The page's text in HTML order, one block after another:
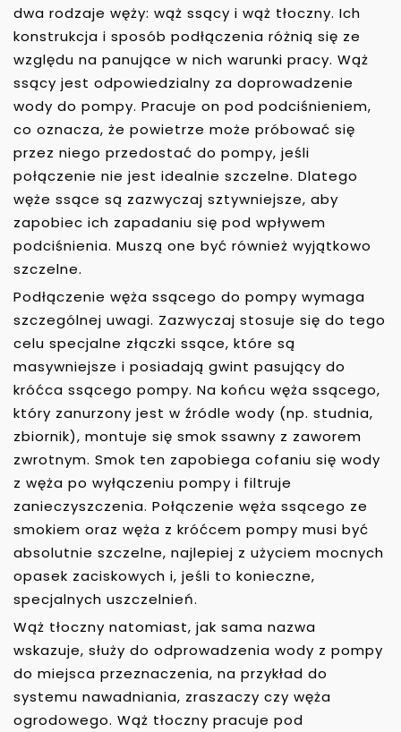
dwa rodzaje węży: wąż ssący i wąż tłoczny. Ich
konstrukcja i sposób podłączenia różnią się ze
względu na panujące w nich warunki pracy. Wąż
ssący jest odpowiedzialny za doprowadzenie
wody do pompy. Pracuje on pod podciśnieniem,
co oznacza, że powietrze może próbować się
przez niego przedostać do pompy, jeśli
połączenie nie jest idealnie szczelne. Dlatego
węże ssące są zazwyczaj sztywniejsze, aby
zapobiec ich zapadaniu się pod wpływem
podciśnienia. Muszą one być również wyjątkowo
szczelne.
Podłączenie węża ssącego do pompy wymaga
szczególnej uwagi. Zazwyczaj stosuje się do tego
celu specjalne złączki ssące, które są
masywniejsze i posiadają gwint pasujący do
króćca ssącego pompy. Na końcu węża ssącego,
który zanurzony jest w źródle wody (np. studnia,
zbiornik), montuje się smok ssawny z zaworem
zwrotnym. Smok ten zapobiega cofaniu się wody
z węża po wyłączeniu pompy i filtruje
zanieczyszczenia. Połączenie węża ssącego ze
smokiem oraz węża z króćcem pompy musi być
absolutnie szczelne, najlepiej z użyciem mocnych
opasek zaciskowych i, jeśli to konieczne,
specjalnych uszczelnień.
Wąż tłoczny natomiast, jak sama nazwa
wskazuje, służy do odprowadzenia wody z pompy
do miejsca przeznaczenia, na przykład do
systemu nawadniania, zraszaczy czy węża
ogrodowego. Wąż tłoczny pracuje pod